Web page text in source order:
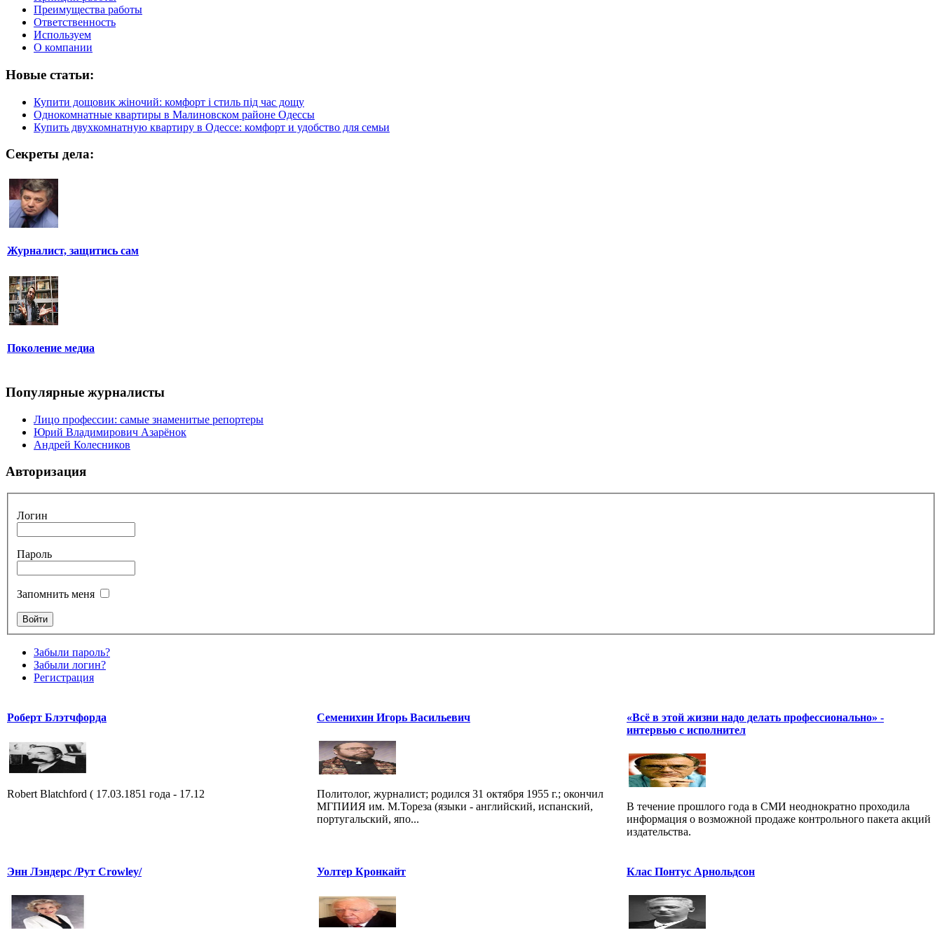
Преимущества работы
Ответственность
Используем
О компании
Новые статьи:
Купити дощовик жіночий: комфорт і стиль під час дощу
Однокомнатные квартиры в Малиновском районе Одессы
Купить двухкомнатную квартиру в Одессе: комфорт и удобство для семьи
Секреты дела:
Журналист, защитись сам
Поколение медиа
Популярные журналисты
Лицо профессии: самые знаменитые репортеры
Юрий Владимирович Азарёнок
Андрей Колесников
Авторизация
Логин
Пароль
Запомнить меня
Забыли пароль?
Забыли логин?
Регистрация
Роберт Блэтчфорда
Robert Blatchford ( 17.03.1851 года - 17.12
Семенихин Игорь Васильевич
Политолог, журналист; родился 31 октября 1955 г.; окончил
МГПИИЯ им. М.Тореза (языки - английский, испанский,
португальский, япо...
«Всё в этой жизни надо делать профессионально» -
интервью с исполнител
В течение прошлого года в СМИ неоднократно проходила
информация о возможной продаже контрольного пакета акций
издательства.
Энн Лэндерс /Рут Crowley/ Уолтер Кронкайт Клас Понтус Арнольдсон